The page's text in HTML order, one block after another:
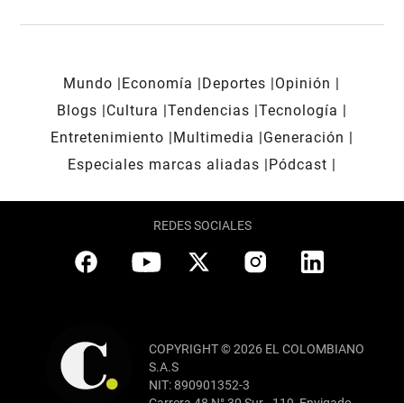
Mundo Economía Deportes
Opinión
Blogs
Cultura Tendencias Tecnología
Entretenimiento
Multimedia
Generación
Especiales marcas aliadas
Pódcast
REDES SOCIALES
COPYRIGHT © 2026 EL COLOMBIANO
S.A.S
NIT: 890901352-3